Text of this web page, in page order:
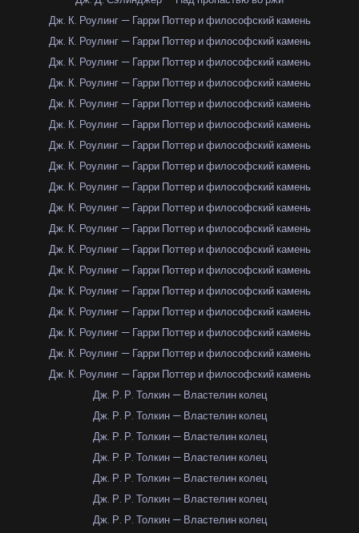
Дж. К. Роулинг — Гарри Поттер и философский камень
Дж. К. Роулинг — Гарри Поттер и философский камень
Дж. К. Роулинг — Гарри Поттер и философский камень
Дж. К. Роулинг — Гарри Поттер и философский камень
Дж. К. Роулинг — Гарри Поттер и философский камень
Дж. К. Роулинг — Гарри Поттер и философский камень
Дж. К. Роулинг — Гарри Поттер и философский камень
Дж. К. Роулинг — Гарри Поттер и философский камень
Дж. К. Роулинг — Гарри Поттер и философский камень
Дж. К. Роулинг — Гарри Поттер и философский камень
Дж. К. Роулинг — Гарри Поттер и философский камень
Дж. К. Роулинг — Гарри Поттер и философский камень
Дж. К. Роулинг — Гарри Поттер и философский камень
Дж. К. Роулинг — Гарри Поттер и философский камень
Дж. К. Роулинг — Гарри Поттер и философский камень
Дж. К. Роулинг — Гарри Поттер и философский камень
Дж. К. Роулинг — Гарри Поттер и философский камень
Дж. К. Роулинг — Гарри Поттер и философский камень
Дж. Р. Р. Толкин — Властелин колец
Дж. Р. Р. Толкин — Властелин колец
Дж. Р. Р. Толкин — Властелин колец
Дж. Р. Р. Толкин — Властелин колец
Дж. Р. Р. Толкин — Властелин колец
Дж. Р. Р. Толкин — Властелин колец
Дж. Р. Р. Толкин — Властелин колец